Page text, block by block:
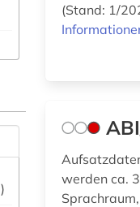
)
(Stand: 1/
werden ca.